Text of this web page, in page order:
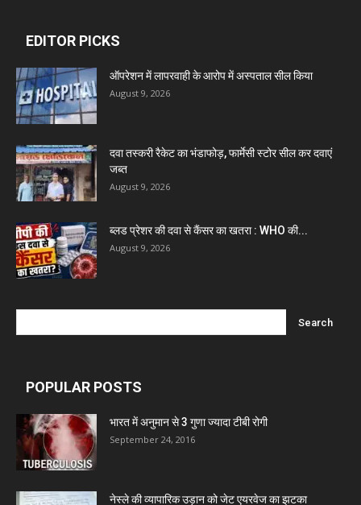
Invision Pharma Limited
Ben Pharmaceuticals
Mcneil & Argus Pharmaceuticals Limited
Nitin Lifesciences Ltd.
Leeford Healthcare Ltd
Admac Group Companies
EDITOR PICKS
ऑपरेशन में लापरवाही के आरोप में अस्पताल सील किया
August 9, 2026
दवा तस्करी रैकेट का भंडाफोड़, फार्मेसी स्टोर सील कर दवाएं
जब्त
August 9, 2026
ब्लड प्रेशर की दवा से कैंसर का खतरा : WHO की...
August 9, 2026
POPULAR POSTS
भारत में अनुमान से 3 गुणा ज्यादा टीबी रोगी
September 24, 2016
नेस्ले की व्यापारिक उड़ान को जेट एयरवेज का झटका